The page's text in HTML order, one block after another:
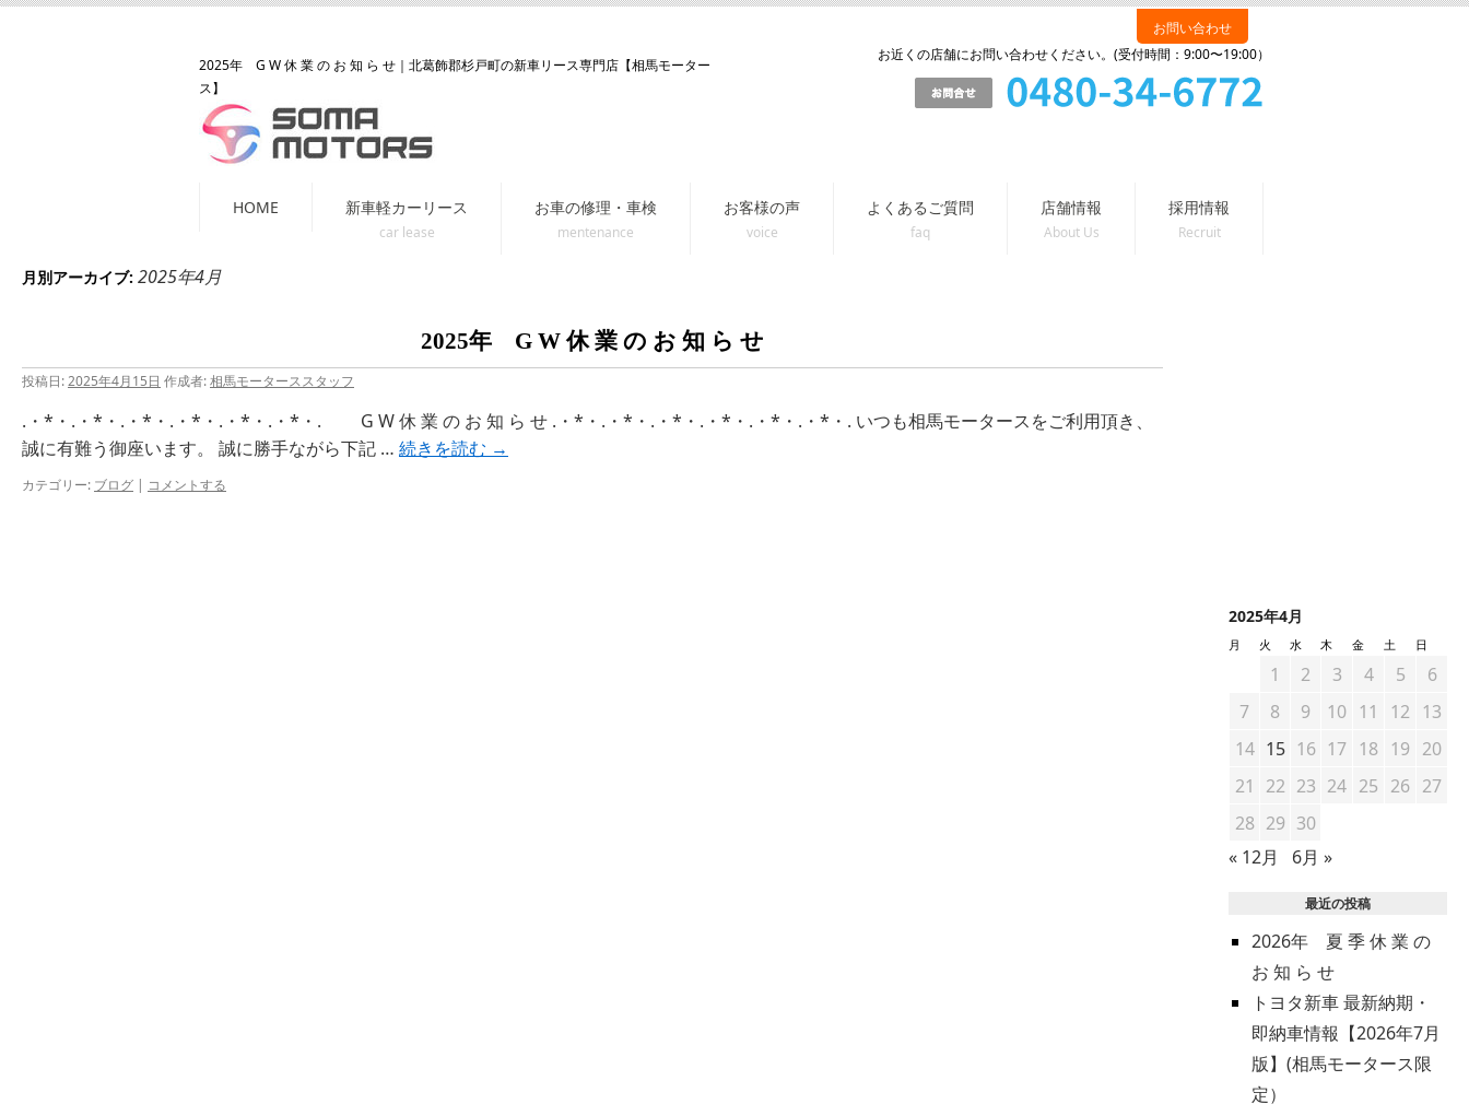
お問い合わせ
2025年 G W 休 業 の お 知 ら せ ｜北葛飾郡杉戸町の新車リース専門店【相馬モーター
ス】
お近くの店舗にお問い合わせください。(受付時間：9:00〜19:00）
コ
へ
ス
キ
ッ
HOME 新車軽カーリース お車の修理・車検 お客様の声 よくあるご質問 店舗情報 採用情報
月別アーカイブ: 2025年4月
2025年 G W 休 業 の お 知 ら せ
投稿日:2025年4月15日 作成者:相馬モーターススタッフ
.・*・.・*・.・*・.・*・.・*・.・*・. G W 休 業 の お 知 ら せ .・*・.・*・.・*・.・*・.・*・.・*・. いつも相馬モータースをご利用頂き、
誠に有難う御座います。 誠に勝手ながら下記 … 続きを読む →
カテゴリー: ブログ | コメントする
2025年4月
月 火 水 木 金 土 日
1 2 3 4 5
6
7
8 9 10 11 12 13
14 15 16 17 18 19 20
21
22 23 24 25 26 27
28 29 30
« 12月
6月 »
最近の投稿
2026年 夏 季 休 業 の
お 知 ら せ
トヨタ新車 最新納期・
即納車情報【2026年7月
版】(相馬モータース限
定）